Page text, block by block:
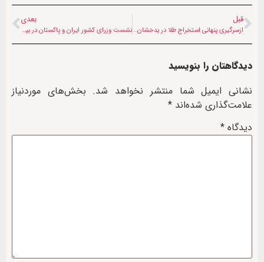
قبل
ازسرگیری پنهانی استخراج طلا در بدخشان؛ بی‌اعتنایی فرماندهان محلی به دستور رهبر طالبان
بعدی
نشست وزرای کشور ایران و پاکستان در بیشکک؛ تمرکز بر مدیریت مرزها و صلح منطقه‌ای
دیدگاهتان را بنویسید
نشانی ایمیل شما منتشر نخواهد شد. بخش‌های موردنیاز
علامت‌گذاری شده‌اند *
دیدگاه *